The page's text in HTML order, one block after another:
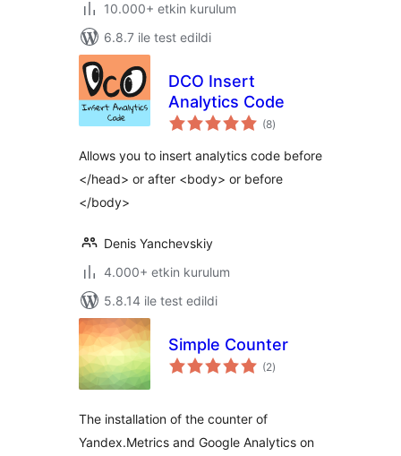
10.000+ etkin kurulum
6.8.7 ile test edildi
DCO Insert
Analytics Code
(8toplam
puan
)
Allows you to insert analytics code before
</head> or after <body> or before
</body>
Denis Yanchevskiy
4.000+ etkin kurulum
5.8.14 ile test edildi
Simple Counter
(2toplam
puan
)
The installation of the counter of
Yandex.Metrics and Google Analytics on